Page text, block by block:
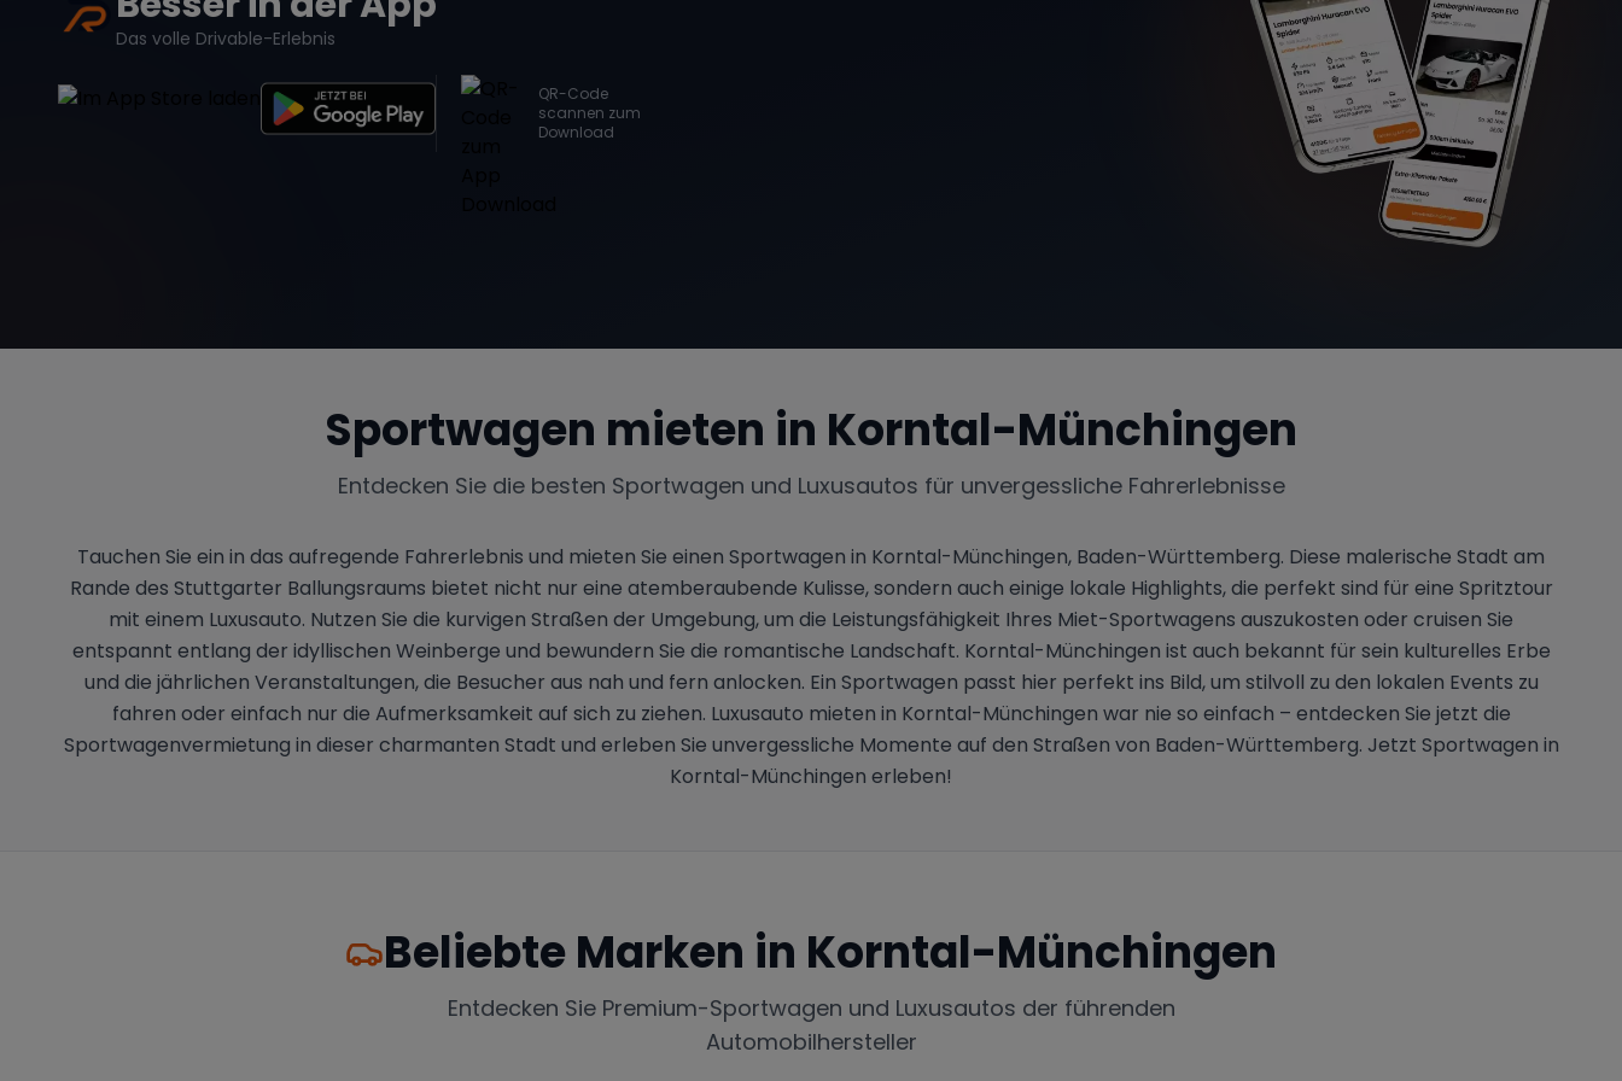
Das volle Drivable-Erlebnis
QR-Code
scannen zum
Download
Sportwagen mieten in Korntal-Münchingen
Entdecken Sie die besten Sportwagen und Luxusautos für unvergessliche Fahrerlebnisse
Tauchen Sie ein in das aufregende Fahrerlebnis und mieten Sie einen Sportwagen in Korntal-Münchingen, Baden-Württemberg. Diese malerische Stadt am
Rande des Stuttgarter Ballungsraums bietet nicht nur eine atemberaubende Kulisse, sondern auch einige lokale Highlights, die perfekt sind für eine Spritztour
mit einem Luxusauto. Nutzen Sie die kurvigen Straßen der Umgebung, um die Leistungsfähigkeit Ihres Miet-Sportwagens auszukosten oder cruisen Sie
entspannt entlang der idyllischen Weinberge und bewundern Sie die romantische Landschaft. Korntal-Münchingen ist auch bekannt für sein kulturelles Erbe
und die jährlichen Veranstaltungen, die Besucher aus nah und fern anlocken. Ein Sportwagen passt hier perfekt ins Bild, um stilvoll zu den lokalen Events zu
fahren oder einfach nur die Aufmerksamkeit auf sich zu ziehen. Luxusauto mieten in Korntal-Münchingen war nie so einfach – entdecken Sie jetzt die
Sportwagenvermietung in dieser charmanten Stadt und erleben Sie unvergessliche Momente auf den Straßen von Baden-Württemberg. Jetzt Sportwagen in
Korntal-Münchingen erleben!
Beliebte Marken in Korntal-Münchingen
Entdecken Sie Premium-Sportwagen und Luxusautos der führenden
Automobilhersteller